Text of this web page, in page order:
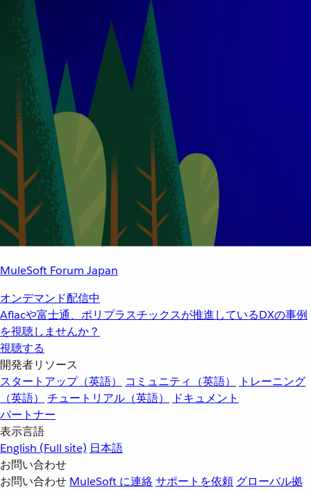
MuleSoft Forum Japan
オンデマンド配信中
Aflacや富士通、ポリプラスチックスが推進しているDXの事例
を視聴しませんか？
視聴する
開発者リソース
スタートアップ（英語）
コミュニティ（英語）
トレーニング
（英語）
チュートリアル（英語）
ドキュメント
パートナー
表示言語
English (Full site) 日本語
お問い合わせ
お問い合わせ MuleSoft に連絡サポートを依頼 グローバル拠